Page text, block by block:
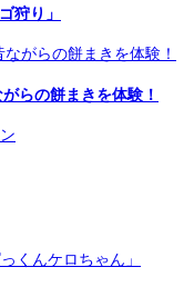
狩り」
らの餅まきを体験！